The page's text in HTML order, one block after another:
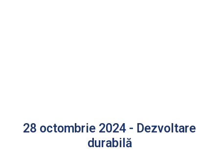
28 octombrie 2024 - Dezvoltare
durabilă